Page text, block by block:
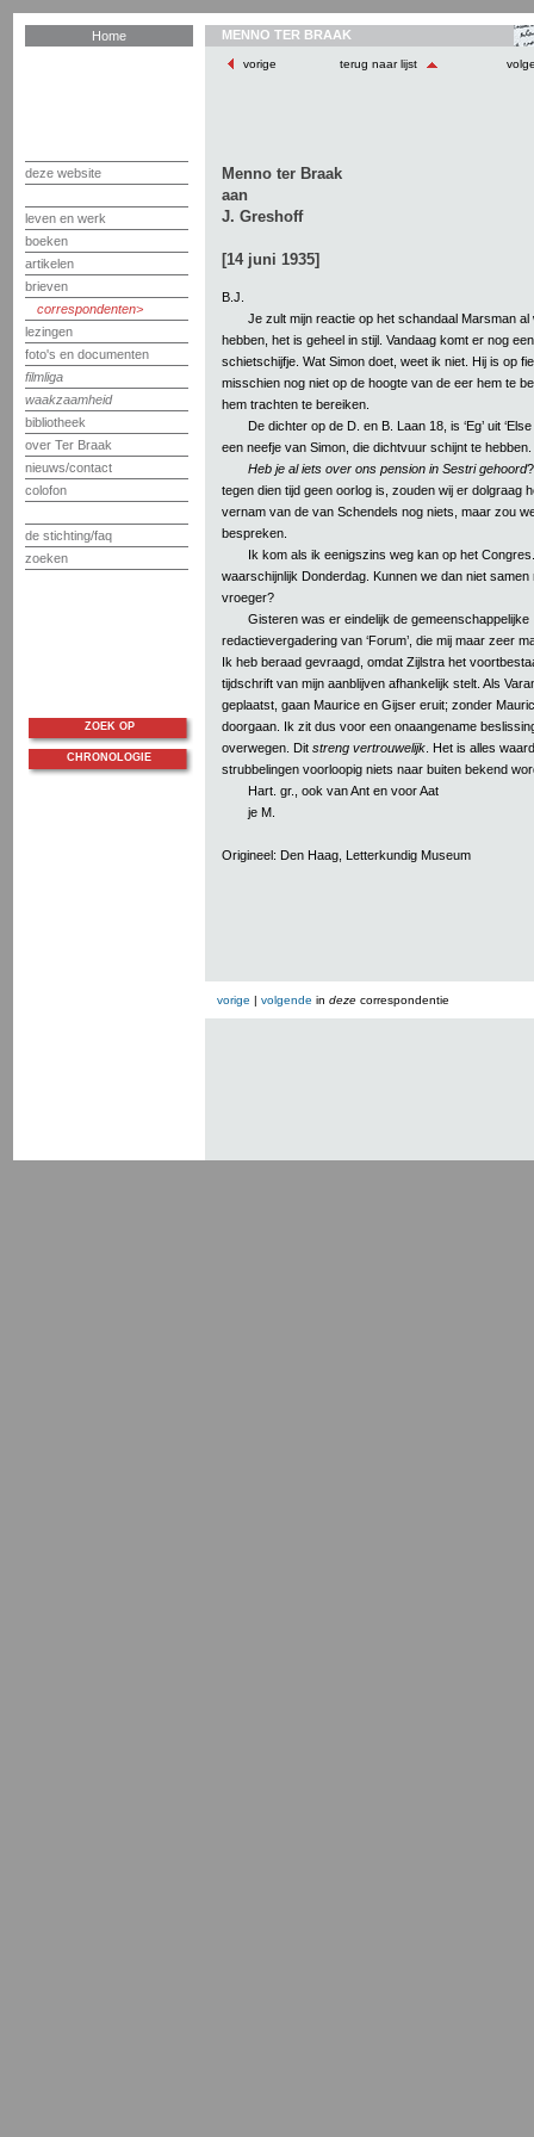
Home
deze website
leven en werk
boeken
artikelen
brieven
correspondenten
lezingen
foto's en documenten
filmliga
waakzaamheid
bibliotheek
over Ter Braak
nieuws/contact
colofon
de stichting/faq
zoeken
MENNO TER BRAAK
vorige terug naar lijst
Menno ter Braak
aan
J. Greshoff
[14 juni 1935]
B.J.
Je zult mijn reactie op het schandaal Marsman al
hebben, het is geheel in stijl. Vandaag komt er nog
schietschijfje. Wat Simon doet, weet ik niet. Hij is op
misschien nog niet op de hoogte van de eer hem te
hem trachten te bereiken.
De dichter op de D. en B. Laan 18, is ‘Eg’ uit
een neefje van Simon, die dichtvuur schijnt te hebben.
Heb je al iets over ons pension in Sestri gehoord
tegen dien tijd geen oorlog is, zouden wij er dolgraag
vernam van de van Schendels nog niets, maar zou
bespreken.
Ik kom als ik eenigszins weg kan op het
waarschijnlijk Donderdag. Kunnen we dan niet samen
vroeger?
Gisteren was er eindelijk de gemeenschappelijke
redactievergadering van ‘Forum’, die mij maar zeer
Ik heb beraad gevraagd, omdat Zijlstra het
tijdschrift van mijn aanblijven afhankelijk stelt. Als
geplaatst, gaan Maurice en Gijser eruit; zonder
doorgaan. Ik zit dus voor een onaangename
overwegen. Dit streng vertrouwelijk . Het is alles
strubbelingen voorloopig niets naar buiten bekend
Hart. gr., ook van Ant en voor Aat
je M.
Origineel: Den Haag, Letterkundig Museum
vorige | volgende in deze correspondentie
ZOEK OP
CHRONOLOGIE